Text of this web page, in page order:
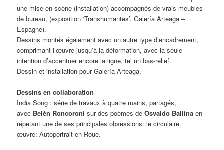
une mise en scène (installation) accompagnés de vrais meubles
de bureau, (exposition ‘Transhumantes’, Galería Arteaga –
Espagne).
Dessins montés également avec un autre type d’encadrement,
comprimant l’œuvre jusqu’à la déformation, avec la seule
intention d’accentuer encore la ligne, tel un bas-relief.
Dessin et installation pour Galería Arteaga.
Dessins en collaboration
India Song : série de travaux à quatre mains, partagés,
avec Belén Roncoroni sur des poèmes deOsvaldo Ballina en
répetant une de ses principales obsessions: le circulaire.
œuvre: Autoportrait en Roue.